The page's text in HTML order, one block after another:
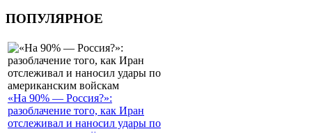
ПОПУЛЯРНОЕ
«На 90% — Россия?»:
разоблачение того, как Иран
отслеживал и наносил удары по